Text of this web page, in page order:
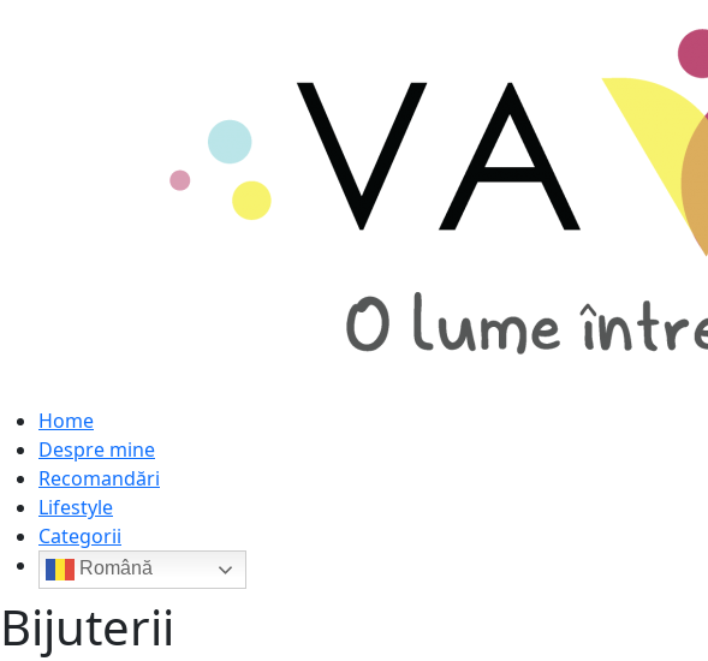
Home
Despre mine
Recomandări
Lifestyle
Categorii
Română
Bijuterii